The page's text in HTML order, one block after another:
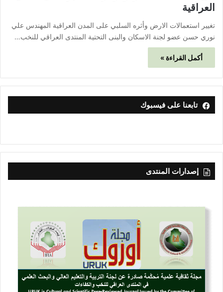
العراقية
تغيير استعمالات الارض وأثره السلبي على المدن العراقية المهندس علي
نوري حسن عضو لجنة الاسكان والبنى التحتية المنتدى العراقي للنخب…
أكمل القراءة »
تابعنا على فيسبوك
إصدارات المنتدى